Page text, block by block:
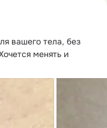
вашего тела, без
менять и